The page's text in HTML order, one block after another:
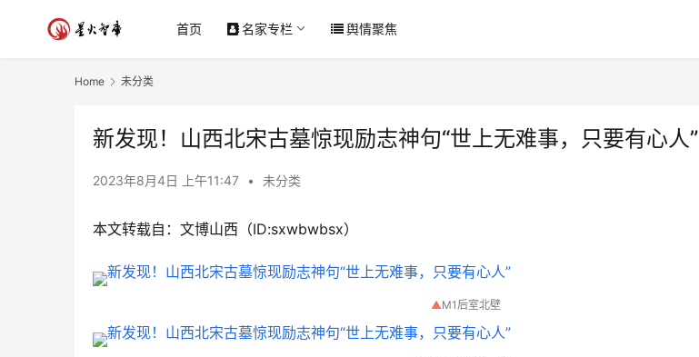
首页 名家专栏 舆情聚焦
Home 未分类
新发现！山西北宋古墓惊现励志神句“世上无难事，只要有心人”
2023年8月4日 上午11:47 • 未分类
本文转载自：文博山西（ID:sxwbwbsx）
▲M1后室北壁